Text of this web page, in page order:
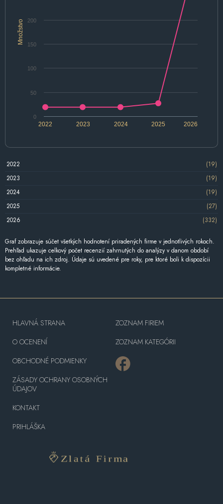
Množstvo
2022 2024 2026
2023 2025
0
50
100
150
200
2022
(19)
2023
(19)
2024
(19)
2025
(27)
2026
(332)
Graf zobrazuje súčet všetkých hodnotení priradených firme v jednotlivých rokoch.
Prehľad ukazuje celkový počet recenzií zahrnutých do analýzy v danom období
bez ohľadu na ich zdroj. Údaje sú uvedené pre roky, pre ktoré boli k dispozícii
kompletné informácie.
HLAVNÁ STRANA
O OCENENÍ
OBCHODNÉ PODMIENKY
ZÁSADY OCHRANY OSOBNÝCH
ÚDAJOV
KONTAKT
PRIHLÁŠKA
ZOZNAM FIRIEM
ZOZNAM KATEGÓRII